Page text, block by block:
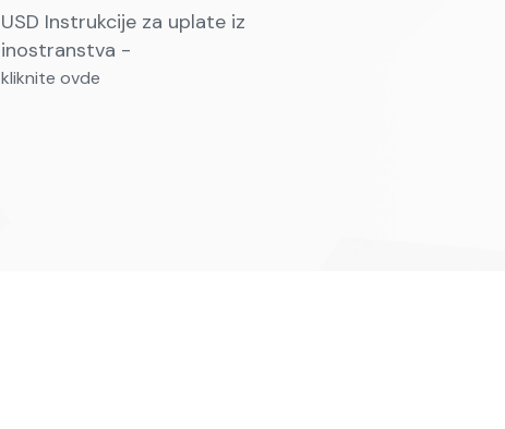
USD Instrukcije za uplate iz
inostranstva -
kliknite ovde